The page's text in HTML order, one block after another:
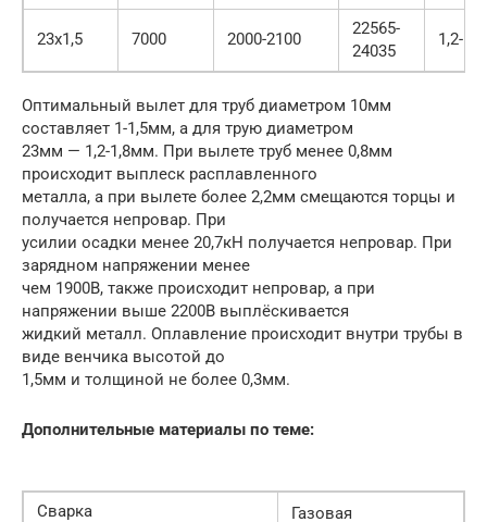
23х1,5 7000 2000-2100
22565-
24035
1,2-1,8
Оптимальный вылет для труб диаметром 10мм
составляет 1-1,5мм, а для трую диаметром
23мм — 1,2-1,8мм. При вылете труб менее 0,8мм
происходит выплеск расплавленного
металла, а при вылете более 2,2мм смещаются торцы и
получается непровар. При
усилии осадки менее 20,7кН получается непровар. При
зарядном напряжении менее
чем 1900В, также происходит непровар, а при
напряжении выше 2200В выплёскивается
жидкий металл. Оплавление происходит внутри трубы в
виде венчика высотой до
1,5мм и толщиной не более 0,3мм.
Дополнительные материалы по теме:
Сварка
Газовая